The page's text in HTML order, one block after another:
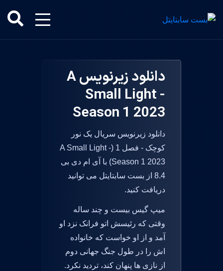
دانلود زیرنویس A
Small Light -
Season 1 2023
دانلود زیرنویس سریال یک نور
کوچک - فصل 1 (A Small Light -
Season 1 2023) با آی ام دی بی
8.4 از بست سابتایتل می توانید
دریافت کنید.
میپ گیس بیست و چند ساله
وقتی که رئیسش اتو فرانک نزد او
آمد و از او خواست که خانواده
اش را در طول جنگ جهانی دوم
از نازی ها پنهان کند، تردید نکرد.